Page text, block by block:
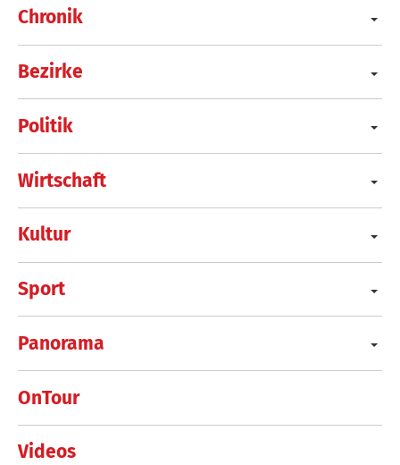
Chronik
Bezirke
Politik
Wirtschaft
Kultur
Sport
Panorama
OnTour
Videos